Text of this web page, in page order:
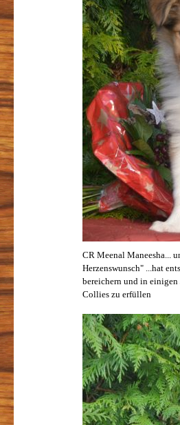
CR Meenal Maneesha...
Herzenswunsch" ...hat
bereichern und in
Collies zu erfüllen